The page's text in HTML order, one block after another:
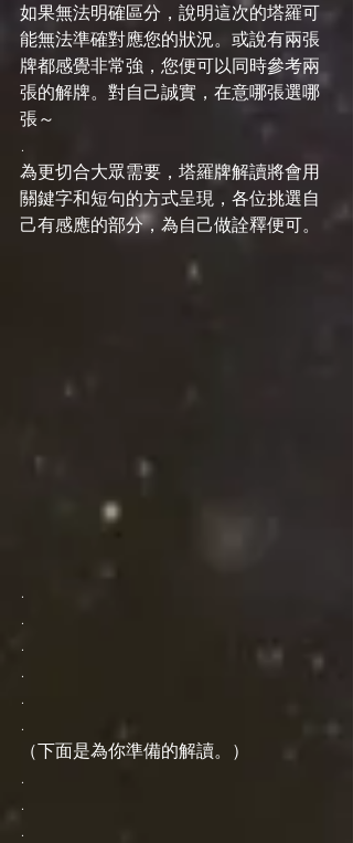
如果無法明確區分，說明這次的塔羅可
能無法準確對應您的狀況。或說有兩張
牌都感覺非常強，您便可以同時參考兩
張的解牌。對自己誠實，在意哪張選哪
張～
.
為更切合大眾需要，塔羅牌解讀將會用
關鍵字和短句的方式呈現，各位挑選自
己有感應的部分，為自己做詮釋便可。
.
.
.
.
.
.
（下面是為你準備的解讀。）
.
.
.